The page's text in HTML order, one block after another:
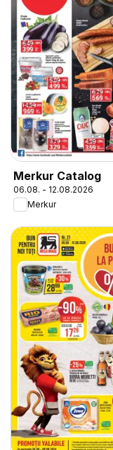
Merkur Catalog
06.08. - 12.08.2026
Merkur